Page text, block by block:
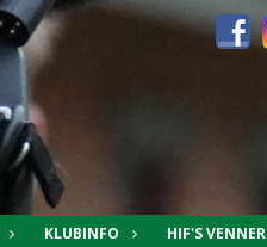
KLUBINFO HIF'S VENNER